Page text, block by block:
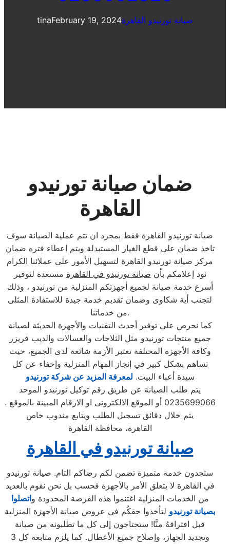
tinaFebruary 19, 2024صيانة تورنيدو القاهرة
ضمان صيانة تورنيدو
القاهرة
صيانة تورنيدو القاهرة فقط بمجرد ان تتم عملية الصيانة سوف
تاخذ ضمان علي قطع الغيار المستبدلة ويتم اعطاء فتره ضمان
مركز صيانة تورنيدو القاهرة لتسهيل الأمور على عملائنا الكرام
نود إعلامكم بأن صيانة تورنيدو في القاهرة مستعدة لتوفير
أسرع خدمة صيانة لجميع أجهزتكم المنزلية من تورنيدو ، وذلك
لتجنب أية شكاوى وضمان تقديم خدمة جيدة للاستفادة المثلى
من خدماتنا.
كما نحرص على توفير أحدث التقنيات والأجهزة الحديثة لصيانة
جميع منتجات تورنيدو مثل الثلاجات والغسالات والديب فریزر
وكافة الأجهزة المختلفة تعتبر الأزمة شائعة لدى الجميع، حيث
تساهم بشكل كبير في إنجاز المهام المنزلية وإخفاء عن كل
سيدة أعباء البيت. لمعرفة المزيد عن شركة تورنيدو
يتم طلب الصيانة عن طريق رقم توكيل تورنيدو الموحد
0235699066 أو الموقع الالكترونى او الارقام المبينة بالموقع .
يتم خلال دقائق تسجيل الطلب ويتابع مندوب خاص
القاهرة، محافظة القاهرة
صيانة تورنيدو في القاهرة
ستجدون خدمة متميزة تضمن لكم رضاكم التام. صيانة تورنيدو
في القاهرة لا يتعلق الأمر بالأجهزة فحسب بل نحن نقوم بالعديد
من الخدمات المنزلية اغتنموا هذه الفرصة المحدودة واتصلوا
بصيانة تورنيدو لتأخذوا حقكُم في عروض صيانة الأجهزة المنزلية
قبل افتراقهُ منَّا! ستحتاجون إلى كل ما تطلبونه من صيانة
وتجديد الجهاز، وإصلاح جميع الأعطال. كما يلزم متابعة كل 3